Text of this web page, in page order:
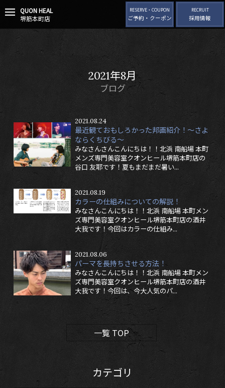
QUON HEAL
堺筋本町店
RESERVE・COUPON
ご予約・クーポン
RECRUIT
採用情報
2021年8月
ブログ
2021.08.24
最近観ておもしろかった邦画紹介！〜さよ
ならくちびる〜
みなさんさんこんにちは！！北浜 南船場 本町
メンズ専門美容室クオンヒール堺筋本町店の
谷口 友耶です！夏もまだまだ暑い...
2021.08.19
カラーの仕組みについての解説！
みなさんこんにちは！！北浜 南船場 本町メン
ズ専門美容室クオンヒール堺筋本町店の酒井
大我です！今回はカラーの仕組み...
2021.08.06
パーマを長持ちさせる方法！
みなさんこんにちは！！北浜 南船場 本町メン
ズ専門美容室クオンヒール堺筋本町店の酒井
大我です！今回は、今大人気のパ...
一覧 TOP
カテゴリ
t
g
o